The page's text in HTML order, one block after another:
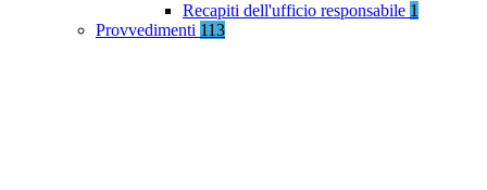
Recapiti dell'ufficio responsabile 1
Provvedimenti 113